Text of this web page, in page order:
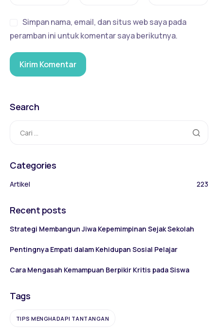
Simpan nama, email, dan situs web saya pada
peramban ini untuk komentar saya berikutnya.
Search
Categories
Artikel 223
Recent posts
Strategi Membangun Jiwa Kepemimpinan Sejak Sekolah
Pentingnya Empati dalam Kehidupan Sosial Pelajar
Cara Mengasah Kemampuan Berpikir Kritis pada Siswa
Tags
TIPS MENGHADAPI TANTANGAN